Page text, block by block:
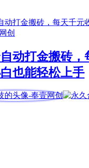
动打金搬砖，
也能轻松上手